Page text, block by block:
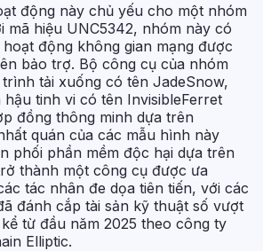
động này chủ yếu cho một nhóm
mã hiệu UNC5342, nhóm này có
động không gian mạng được
bảo trợ. Bộ công cụ của nhóm
tải xuống có tên JadeSnow,
tinh vi có tên InvisibleFerret
đồng thông minh dựa trên
quán của các mẫu hình này
phối phần mềm độc hại dựa trên
thành một công cụ được ưa
tác nhân đe dọa tiên tiến, với các
đánh cắp tài sản kỹ thuật số vượt
từ đầu năm 2025 theo công ty
Elliptic.